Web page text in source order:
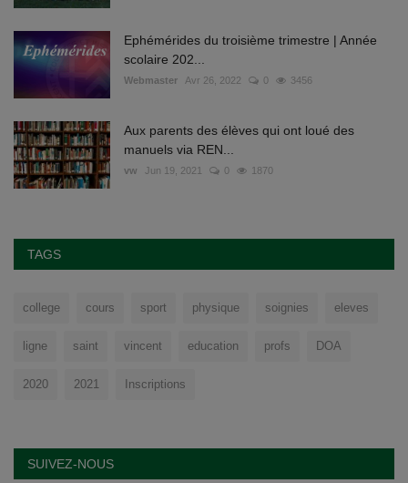
Ephémérides du troisième trimestre | Année
scolaire 202...
Webmaster Avr 26, 2022 0 3456
Aux parents des élèves qui ont loué des
manuels via REN...
vw Jun 19, 2021 0 1870
TAGS
college cours sport physique soignies eleves
ligne saint vincent education profs DOA
2020 2021 Inscriptions
SUIVEZ-NOUS